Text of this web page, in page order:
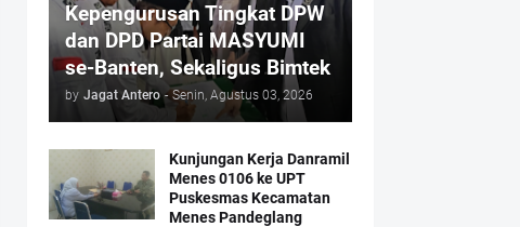
Kepengurusan Tingkat DPW
dan DPD Partai MASYUMI
se-Banten, Sekaligus Bimtek
by Jagat Antero - Senin, Agustus 03, 2026
Kunjungan Kerja Danramil
Menes 0106 ke UPT
Puskesmas Kecamatan
Menes Pandeglang